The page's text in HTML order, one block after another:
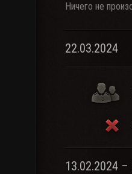
Ничего не
22.03.2024
13.02.2024